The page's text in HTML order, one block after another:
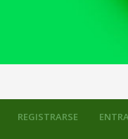
REGISTRARSE